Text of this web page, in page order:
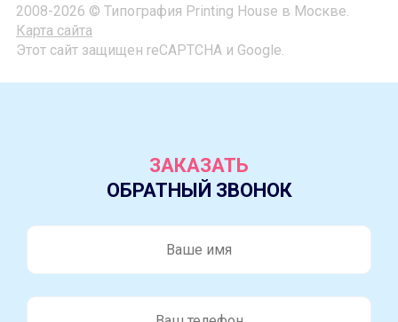
2008-2026 © Типография Printing House в Москве.
Карта сайта
Этот сайт защищен reCAPTCHA и Google.
ЗАКАЗАТЬ
ОБРАТНЫЙ ЗВОНОК